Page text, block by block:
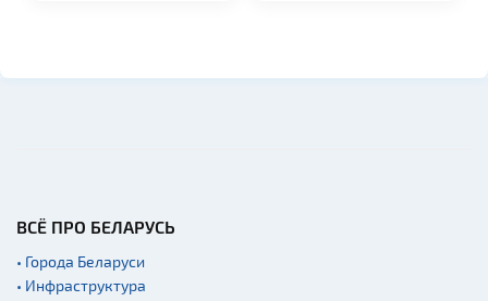
ВСЁ ПРО БЕЛАРУСЬ
• Города Беларуси
• Инфраструктура